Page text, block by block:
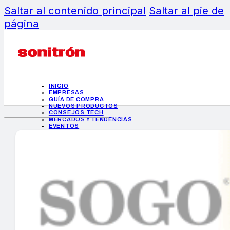
Saltar al contenido principal Saltar al pie de
página
INICIO
EMPRESAS
GUÍA DE COMPRA
NUEVOS PRODUCTOS
CONSEJOS TECH
MERCADOS Y TENDENCIAS
EVENTOS
INICIO
EMPRESAS